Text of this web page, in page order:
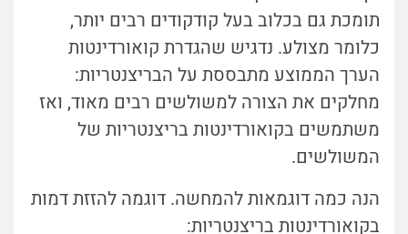
תומכת גם בכלוב בעל קודקודים רבים יותר,
כלומר מצולע. נדגיש שהגדרת קואורדינטות
הערך הממוצע מתבססת על הבריצנטריות:
מחלקים את הצורה למשולשים רבים מאוד, ואז
משתמשים בקואורדינטות בריצנטריות של
המשולשים.
הנה כמה דוגמאות להמחשה. דוגמה להזזת דמות
בקואורדינטות בריצנטריות: